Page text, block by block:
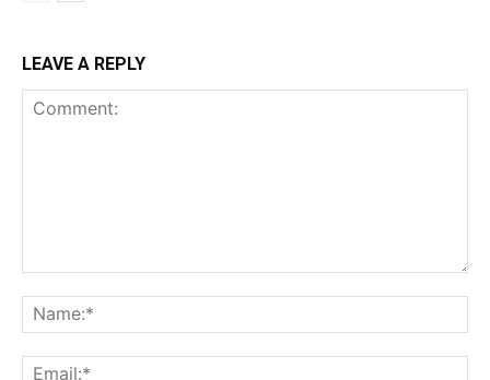
LEAVE A REPLY